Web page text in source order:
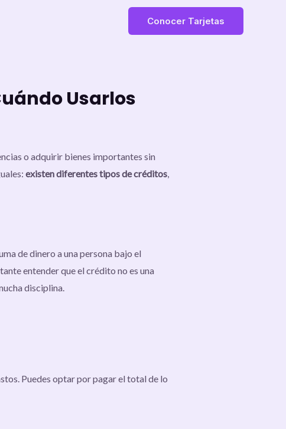
Conocer Tarjetas
Usarlos
o adquirir bienes importantes sin
existen diferentes tipos de créditos,
de dinero a una persona bajo el
entender que el crédito no es una
disciplina.
Puedes optar por pagar el total de lo